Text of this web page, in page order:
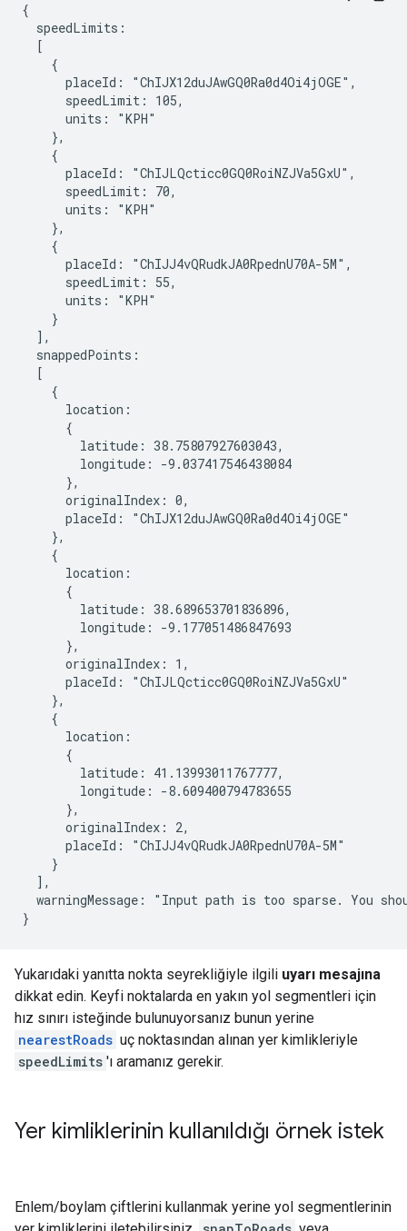
{
  speedLimits:
  [
    {
      placeId: "ChIJX12duJAwGQ0Ra0d4Oi4jOGE",
      speedLimit: 105,
      units: "KPH"
    },
    {
      placeId: "ChIJLQcticc0GQ0RoiNZJVa5GxU",
      speedLimit: 70,
      units: "KPH"
    },
    {
      placeId: "ChIJJ4vQRudkJA0RpednU70A-5M",
      speedLimit: 55,
      units: "KPH"
    }
  ],
  snappedPoints:
  [
    {
      location:
      {
        latitude: 38.75807927603043,
        longitude: -9.037417546438084
      },
      originalIndex: 0,
      placeId: "ChIJX12duJAwGQ0Ra0d4Oi4jOGE"
    },
    {
      location:
      {
        latitude: 38.689653701836896,
        longitude: -9.177051486847693
      },
      originalIndex: 1,
      placeId: "ChIJLQcticc0GQ0RoiNZJVa5GxU"
    },
    {
      location:
      {
        latitude: 41.13993011767777,
        longitude: -8.609400794783655
      },
      originalIndex: 2,
      placeId: "ChIJJ4vQRudkJA0RpednU70A-5M"
    }
  ],
warningMessage: "Input path is too sparse. You
}
Yukarıdaki yanıtta nokta seyrekliğiyle ilgili uyarı mesajına
dikkat edin. Keyfi noktalarda en yakın yol segmentleri için
hız sınırı isteğinde bulunuyorsanız bunun yerine
nearestRoads uç noktasından alınan yer kimlikleriyle
speedLimits 'ı aramanız gerekir.
Yer kimliklerinin kullanıldığı örnek istek
Enlem/boylam çiftlerini kullanmak yerine yol segmentlerinin